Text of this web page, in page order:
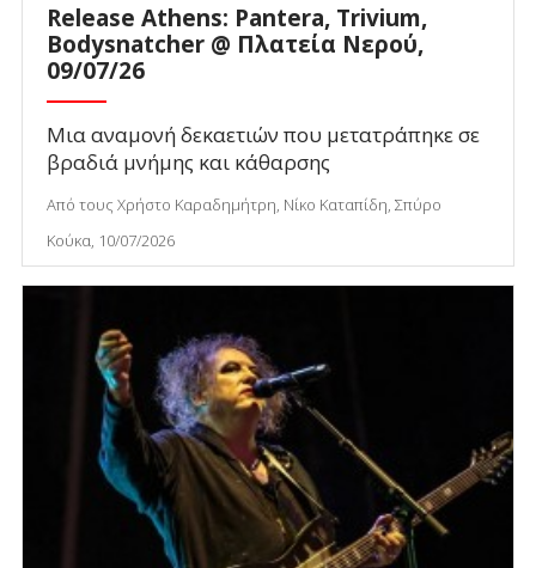
Release Athens: Pantera, Trivium,
Bodysnatcher @ Πλατεία Νερού,
09/07/26
Μια αναμονή δεκαετιών που μετατράπηκε σε
βραδιά μνήμης και κάθαρσης
Από τους Χρήστο Καραδημήτρη, Νίκο Καταπίδη, Σπύρο
Κούκα, 10/07/2026